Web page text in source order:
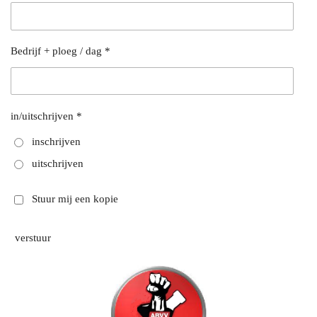
Bedrijf + ploeg / dag *
in/uitschrijven *
inschrijven
uitschrijven
Stuur mij een kopie
verstuur